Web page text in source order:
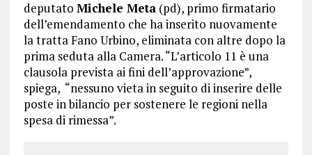
deputato Michele Meta(pd), primo firmatario
dell’emendamento che ha inserito nuovamente
la tratta Fano Urbino, eliminata con altre dopo la
prima seduta alla Camera. “L’articolo 11 è una
clausola prevista ai fini dell’approvazione”,
spiega, “nessuno vieta in seguito di inserire delle
poste in bilancio per sostenere le regioni nella
spesa di rimessa”.